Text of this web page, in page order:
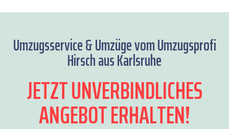
Umzugsservice & Umzüge vom Umzugsprofi
Hirsch aus Karlsruhe
JETZT UNVERBINDLICHES
ANGEBOT ERHALTEN!